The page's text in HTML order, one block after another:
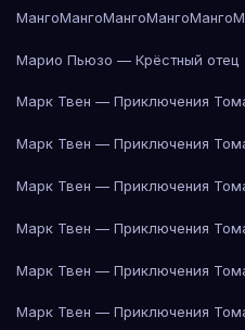
МангоМангоМангоМангоМанго
Марио Пьюзо — Крёстный отец
Марк Твен — Приключения
Марк Твен — Приключения
Марк Твен — Приключения
Марк Твен — Приключения
Марк Твен — Приключения
Марк Твен — Приключения